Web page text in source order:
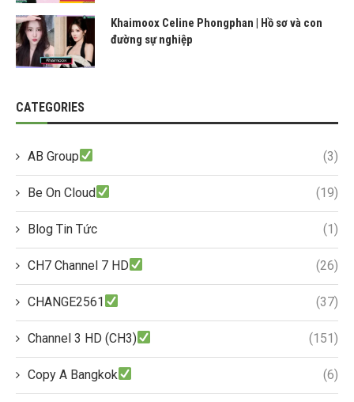
Khaimoox Celine Phongphan | Hồ sơ và con
đường sự nghiệp
CATEGORIES
AB Group (3)
Be On Cloud (19)
Blog Tin Tức (1)
CH7 Channel 7 HD (26)
CHANGE2561 (37)
Channel 3 HD (CH3) (151)
Copy A Bangkok (6)